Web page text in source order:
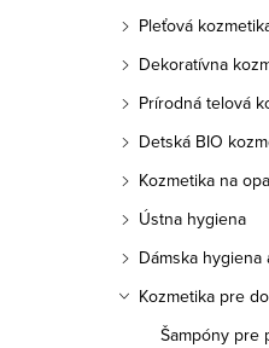
Pleťová
Dekoratívna
Prírodná telová
Detská BIO
Kozmetika na
Ústna hygiena
Dámska hygiena
Kozmetika pre
Šampóny pre